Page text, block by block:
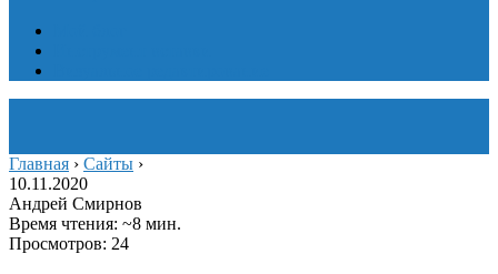
Главная › Сайты ›
10.11.2020
Андрей Смирнов
Время чтения: ~8 мин.
Просмотров: 24